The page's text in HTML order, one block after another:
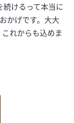
けるって本当に
かげです。大大
れからも込めま